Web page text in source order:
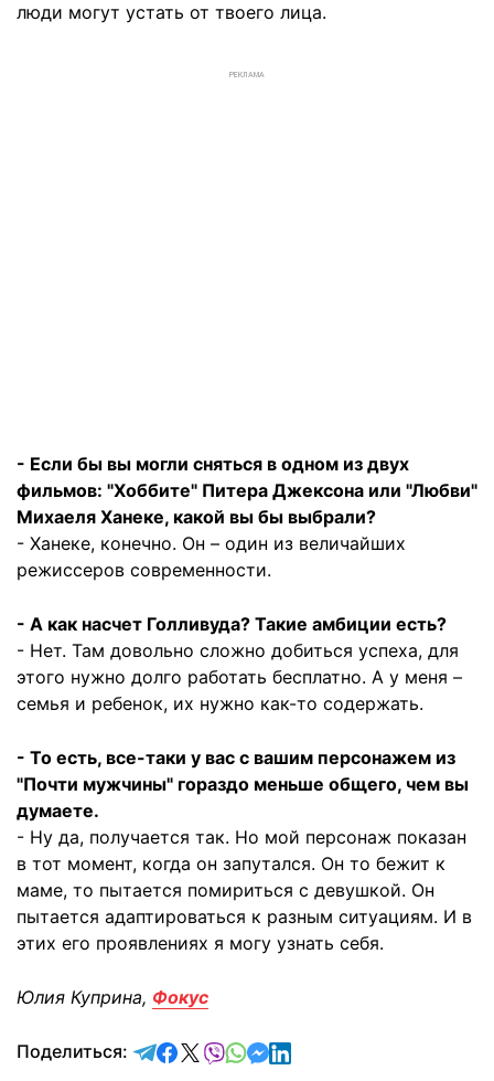
люди могут устать от твоего лица.
РЕКЛАМА
- Если бы вы могли сняться в одном из двух
фильмов: "Хоббите" Питера Джексона или "Любви"
Михаеля Ханеке, какой вы бы выбрали?
- Ханеке, конечно. Он – один из величайших
режиссеров современности.
- А как насчет Голливуда? Такие амбиции есть?
- Нет. Там довольно сложно добиться успеха, для
этого нужно долго работать бесплатно. А у меня –
семья и ребенок, их нужно как-то содержать.
- То есть, все-таки у вас с вашим персонажем из
"Почти мужчины" гораздо меньше общего, чем вы
думаете.
- Ну да, получается так. Но мой персонаж показан
в тот момент, когда он запутался. Он то бежит к
маме, то пытается помириться с девушкой. Он
пытается адаптироваться к разным ситуациям. И в
этих его проявлениях я могу узнать себя.
Юлия Куприна, Фокус
Поделиться: отправить в Telegram
поделиться в Facebook
поделиться в X
отправить в Viber
отправить в Whatsapp
отправить в Messenger
отправить в LinkedIn